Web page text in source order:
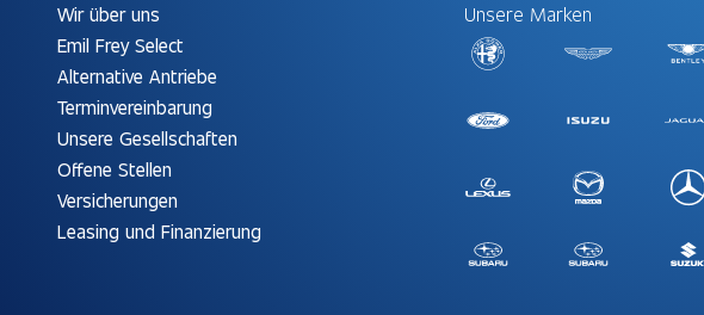
Wir über uns
Emil Frey Select
Alternative Antriebe
Terminvereinbarung
Unsere Gesellschaften
Offene Stellen
Versicherungen
Leasing und Finanzierung
Unsere Marken